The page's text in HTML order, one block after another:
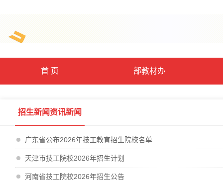
首 页 部教材办
招生新闻资讯新闻
广东省公布2026年技工教育招生院校名单
天津市技工院校2026年招生计划
河南省技工院校2026年招生公告